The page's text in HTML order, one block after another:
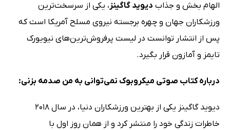
الهام بخش و جذاب دیوید گاگینز، یکی از سرسخت‌ترین
ورزشکاران جهان و چهره برجسته نیروی مسلح آمریکا است که
پس از انتشار توانست در لیست پرفروش‌ترین‌های نیویورک
تایمز و آمازون قرار بگیرد.
درباره کتاب صوتی میکروبوک نمی‌توانی به من صدمه بزنی:
دیوید گاگینز یکی از بهترین ورزشکاران دنیا، در سال 2018
خاطرات زندگی خود را منتشر کرد و از همان روز اول با